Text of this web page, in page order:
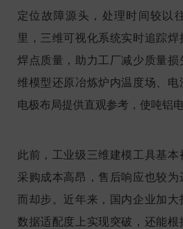
定位故障源头，处理时间较以
里，三维可视化系统实时追踪
焊点质量，助力工厂减少质量损
维模型还原冶炼炉内温度场、
电极布局提供直观参考，使吨铝
此前，工业级三维建模工具基本
采购成本高昂，售后响应也较
而却步。近年来，国内企业加
数据适配度上实现突破，还能根